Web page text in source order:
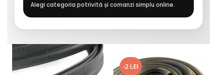
Alegi categoria potrivită și comanzi simplu online.
-2 LEI